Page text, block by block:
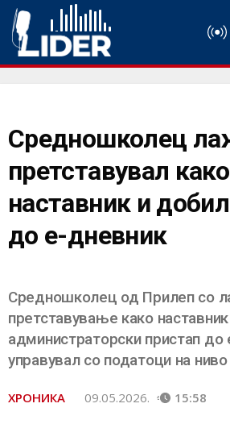
Средношколец
претставувал како
наставник и
до е-дневник
Средношколец од Прилеп со
претставување како
администраторски пристап до
управувал со податоци на
ХРОНИКА 09.05.2026. 15:58